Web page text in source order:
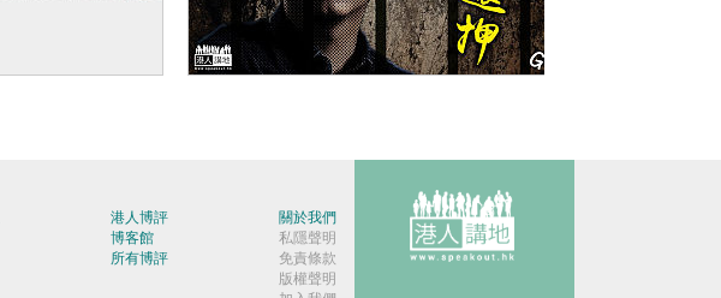
港人博評
博客館
所有博評
關於我們
私隱聲明
免責條款
版權聲明